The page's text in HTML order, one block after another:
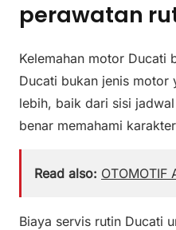
perawatan
Kelemahan motor Ducati
Ducati bukan jenis motor
lebih, baik dari sisi
benar memahami
Read also: OTOMOTIF
Biaya servis rutin Ducati